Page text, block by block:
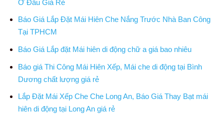
Ở Đâu Giá Rẻ
Báo Giá Lắp Đặt Mái Hiên Che Nắng Trước Nhà Ban Công
Tại TPHCM
Báo Giá Lắp đặt Mái hiên di động chữ a giá bao nhiêu
Báo giá Thi Công Mái Hiên Xếp, Mái che di động tại Bình
Dương chất lượng giá rẻ
Lắp Đặt Mái Xếp Che Che Long An, Báo Giá Thay Bạt mái
hiên di động tại Long An giá rẻ